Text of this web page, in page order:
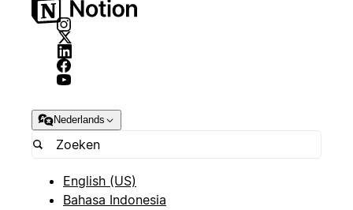
Nederlands
English (US)
Bahasa Indonesia